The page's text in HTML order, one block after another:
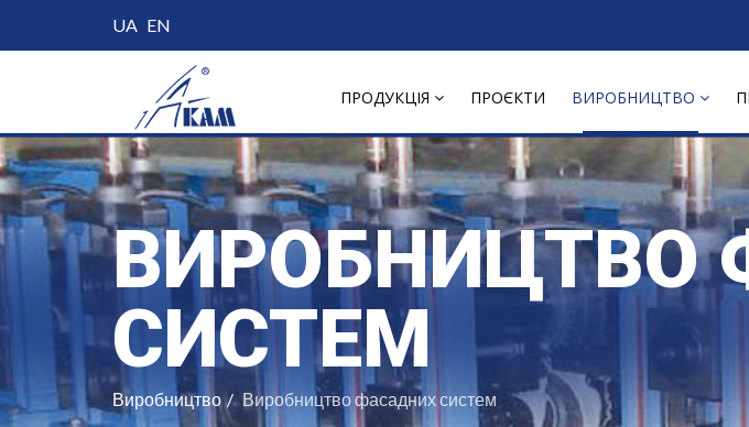
UA EN
ПРОДУКЦІЯ ПРОЄКТИ ВИРОБНИЦТВО
ВИРОБНИЦТВО
СИСТЕМ
Виробництво Виробництво фасадних систем